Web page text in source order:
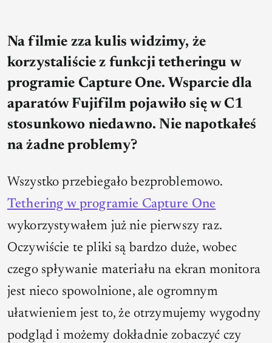
Na filmie zza kulis widzimy, że
korzystaliście z funkcji tetheringu w
programie Capture One. Wsparcie dla
aparatów Fujifilm pojawiło się w C1
stosunkowo niedawno. Nie napotkałeś
na żadne problemy?
Wszystko przebiegało bezproblemowo.
Tethering w programie Capture One
wykorzystywałem już nie pierwszy raz.
Oczywiście te pliki są bardzo duże, wobec
czego spływanie materiału na ekran monitora
jest nieco spowolnione, ale ogromnym
ułatwieniem jest to, że otrzymujemy wygodny
podgląd i możemy dokładnie zobaczyć czy